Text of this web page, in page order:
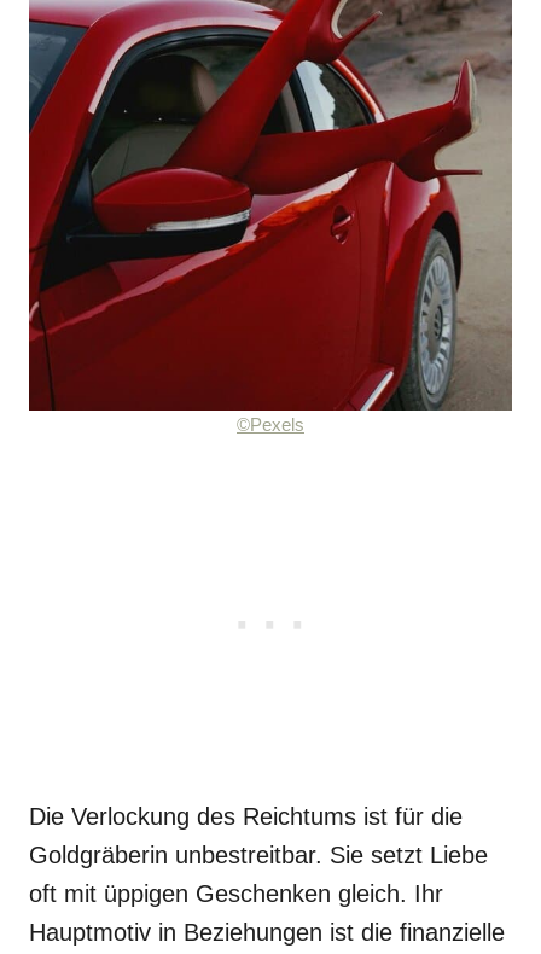
©Pexels
Die Verlockung des Reichtums ist für die
Goldgräberin unbestreitbar. Sie setzt Liebe
oft mit üppigen Geschenken gleich. Ihr
Hauptmotiv in Beziehungen ist die finanzielle